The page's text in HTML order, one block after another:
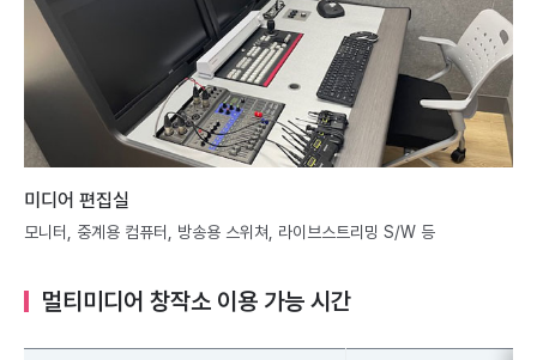
미디어 편집실
모니터, 중계용 컴퓨터, 방송용 스위쳐, 라이브스트리밍 S/W 등
멀티미디어 창작소 이용 가능 시간